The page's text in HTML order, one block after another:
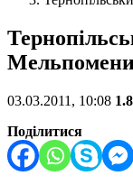
Мельпомени
03.03.2011, 10:08
Поділитися